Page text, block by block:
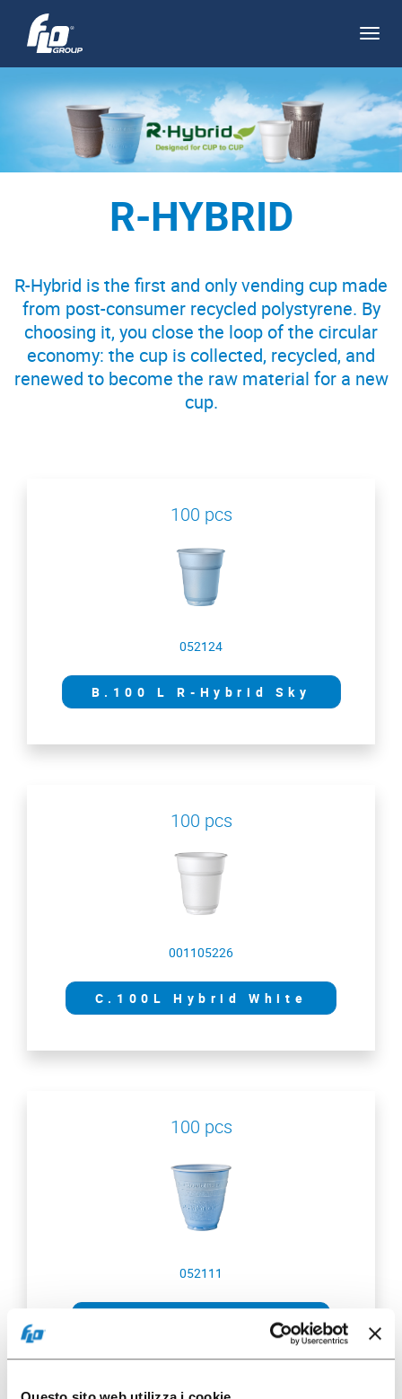
R-HYBRID
R-Hybrid is the first and only vending cup made
from post-consumer recycled polystyrene. By
choosing it, you close the loop of the circular
economy: the cup is collected, recycled, and
renewed to become the raw material for a new
cup.
100 pcs
052124
B.100 L R-Hybrid Sky
100 pcs
001105226
C.100L Hybrid White
100 pcs
052111
B.165 R-Hybrid Sky